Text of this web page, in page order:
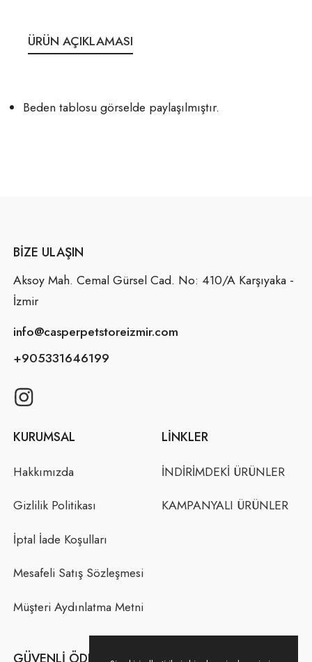
ÜRÜN AÇIKLAMASI
Beden tablosu görselde paylaşılmıştır.
BIZE ULAŞIN
Aksoy Mah. Cemal Gürsel Cad. No: 410/A Karşıyaka -
İzmir
info@casperpetstoreizmir.com
+905331646199
KURUMSAL
Hakkımızda
Gizlilik Politikası
İptal İade Koşulları
Mesafeli Satış Sözleşmesi
Müşteri Aydınlatma Metni
LINKLER
İNDİRİMDEKİ ÜRÜNLER
KAMPANYALI ÜRÜNLER